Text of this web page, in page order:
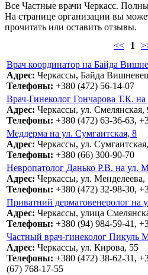
Все Частные врачи Черкасс.
На странице организации вы
прочитать или оставить отзывы.
<<
1
Врач координатор на Байда
Адрес: Черкассы, Байда
Телефоны: +380 (472) 56-14-07
Врач-Гинеколог Гончарова Т.К.
Адрес: Черкассы, ул. Смелянская,
Телефоны: +380 (472) 63-36-63,
Меддерма на ул. Сумгаитская, 8
Адрес: Черкассы, ул.
Телефоны: +380 (66) 300-90-70
Невропатолог Данько Р.В. на ул.
Адрес: Черкассы, ул. Менделеева,
Телефоны: +380 (472) 32-98-30,
Приватний дерматовенеролог на
Адрес: Черкассы, улица
Телефоны: +380 (94) 984-59-41,
Частный врач-гинеколог Пикуль
Адрес: Черкассы, ул. Кирова, 55
Телефоны: +380 (472) 38-62-31,
(67) 768-17-55